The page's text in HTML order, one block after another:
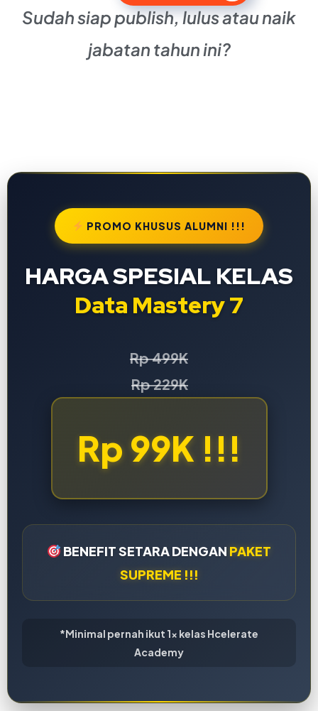
Sudah siap publish, lulus atau naik
jabatan tahun ini?
PROMO KHUSUS ALUMNI !!!
HARGA SPESIAL KELAS
Data Mastery 7
Rp 499K
Rp 229K
Rp 99K !!!
BENEFIT SETARA DENGAN PAKET
SUPREME !!!
*Minimal pernah ikut 1x kelas Hcelerate
Academy